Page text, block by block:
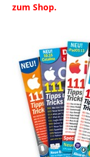
zum Shop.